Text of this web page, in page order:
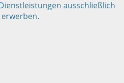
ausschließlich